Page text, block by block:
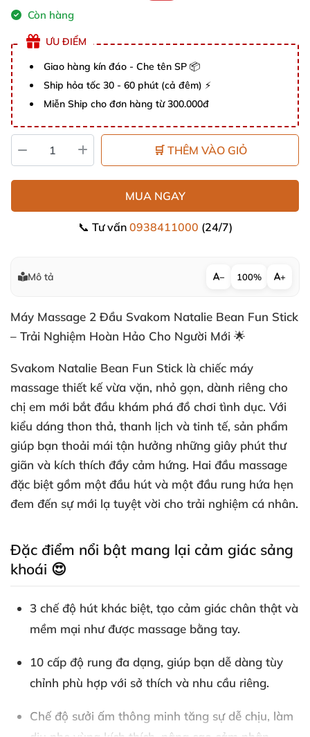
Còn hàng
ƯU ĐIỂM
Giao hàng kín đáo - Che tên SP 📦
Ship hỏa tốc 30 - 60 phút (cả đêm) ⚡
Miễn Ship cho đơn hàng từ 300.000đ
🛒 THÊM VÀO GIỎ
MUA NGAY
📞 Tư vấn 0938411000 (24/7)
Mô tả − 100% +
Máy Massage 2 Đầu Svakom Natalie Bean Fun Stick
– Trải Nghiệm Hoàn Hảo Cho Người Mới 🌟
Svakom Natalie Bean Fun Stick là chiếc máy
massage thiết kế vừa vặn, nhỏ gọn, dành riêng cho
chị em mới bắt đầu khám phá đồ chơi tình dục. Với
kiểu dáng thon thả, thanh lịch và tinh tế, sản phẩm
giúp bạn thoải mái tận hưởng những giây phút thư
giãn và kích thích đầy cảm hứng. Hai đầu massage
đặc biệt gồm một đầu hút và một đầu rung hứa hẹn
đem đến sự mới lạ tuyệt vời cho trải nghiệm cá nhân.
Đặc điểm nổi bật mang lại cảm giác sảng
khoái 😍
3 chế độ hút khác biệt, tạo cảm giác chân thật và
mềm mại như được massage bằng tay.
10 cấp độ rung đa dạng, giúp bạn dễ dàng tùy
chỉnh phù hợp với sở thích và nhu cầu riêng.
Chế độ sưởi ấm thông minh tăng sự dễ chịu, làm